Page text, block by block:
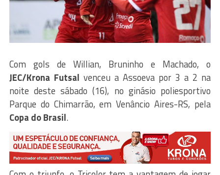
Com gols de Willian, Bruninho e Machado, o
JEC/Krona Futsal venceu a Assoeva por 3 a 2 na
noite deste sábado (16), no ginásio poliesportivo
Parque do Chimarrão, em Venâncio Aires-RS, pela
Copa do Brasil.